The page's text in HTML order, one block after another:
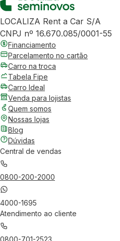
LOCALIZA Rent a Car S/A
CNPJ nº 16.670.085/0001-55
Financiamento
Parcelamento no cartão
Carro na troca
Tabela Fipe
Carro Ideal
Venda para lojistas
Quem somos
Nossas lojas
Blog
Dúvidas
Central de vendas
0800-200-2000
4000-1695
Atendimento ao cliente
0800-701-2523